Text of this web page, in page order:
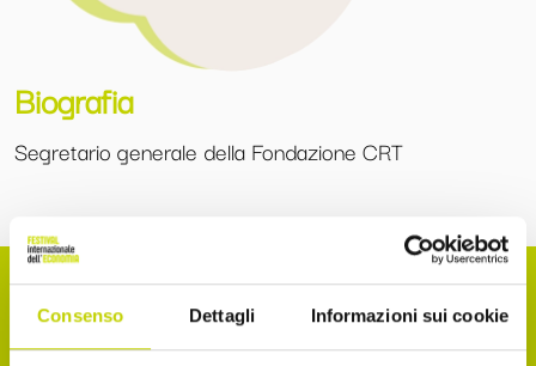
Consenso Dettagli Informazioni sui cookie
Biografia
Segretario generale della Fondazione CRT
La Newsletter del Festival